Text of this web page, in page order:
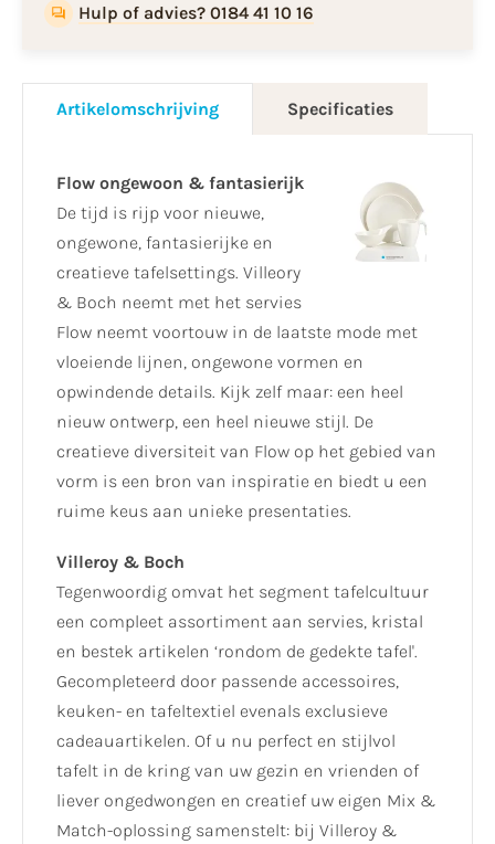
Hulp of advies? 0184 41 10 16
Artikelomschrijving Specificaties
Flow ongewoon & fantasierijk
De tijd is rijp voor nieuwe,
ongewone, fantasierijke en
creatieve tafelsettings. Villeory
& Boch neemt met het servies
Flow neemt voortouw in de laatste mode met
vloeiende lijnen, ongewone vormen en
opwindende details. Kijk zelf maar: een heel
nieuw ontwerp, een heel nieuwe stijl. De
creatieve diversiteit van Flow op het gebied van
vorm is een bron van inspiratie en biedt u een
ruime keus aan unieke presentaties.
Villeroy & Boch
Tegenwoordig omvat het segment tafelcultuur
een compleet assortiment aan servies, kristal
en bestek artikelen ‘rondom de gedekte tafel'.
Gecompleteerd door passende accessoires,
keuken- en tafeltextiel evenals exclusieve
cadeauartikelen. Of u nu perfect en stijlvol
tafelt in de kring van uw gezin en vrienden of
liever ongedwongen en creatief uw eigen Mix &
Match-oplossing samenstelt: bij Villeroy &